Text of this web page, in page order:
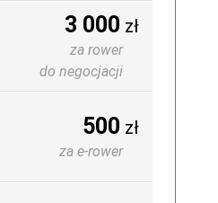
3 000 zł
za rower
do negocjacji
500 zł
za e-rower